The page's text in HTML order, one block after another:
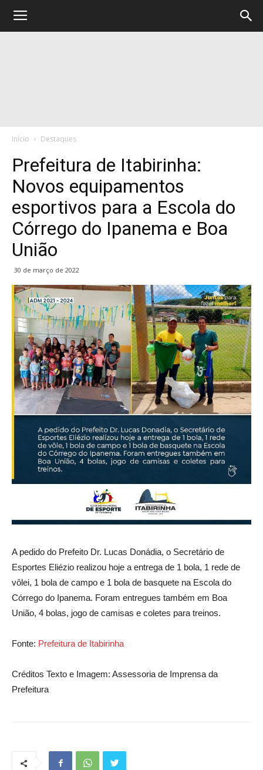
Início Destaques
Prefeitura de Itabirinha:
Novos equipamentos
esportivos para a Escola do
Córrego do Ipanema e Boa
União
30 de março de 2022
A pedido do Prefeito Dr. Lucas Donádia, o Secretário de
Esportes Eliézio realizou hoje a entrega de 1 bola, 1 rede de
vôlei, 1 bola de campo e 1 bola de basquete na Escola do
Córrego do Ipanema. Foram entregues também em Boa
União, 4 bolas, jogo de camisas e coletes para treinos.
Fonte: Prefeitura de Itabirinha
Créditos Texto e Imagem: Assessoria de Imprensa da
Prefeitura